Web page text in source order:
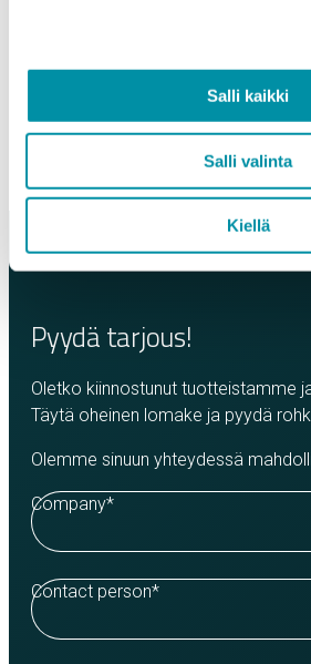
Salli kaikki
Salli valinta
Kiellä
Read more
Pyydä tarjous!
Oletko kiinnostunut tuotteistamme
Täytä oheinen lomake ja pyydä
Olemme sinuun yhteydessä
Company*
Contact person*